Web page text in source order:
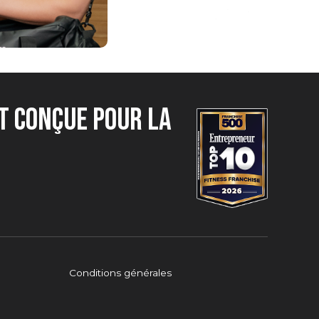
conçue pour la
Conditions générales